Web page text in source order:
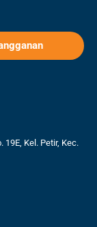
19E, Kel. Petir, Kec.